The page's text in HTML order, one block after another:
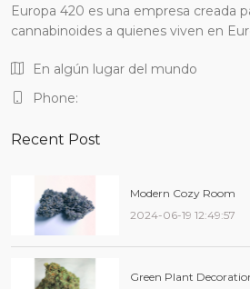
Europa 420 es una empresa creada
cannabinoides a quienes viven en
En algún lugar del mundo
Phone:
Recent Post
Modern Cozy Room
2024-06-19 12:49:57
Green Plant